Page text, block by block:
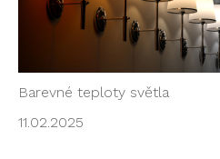
Barevné teploty světla
11.02.2025